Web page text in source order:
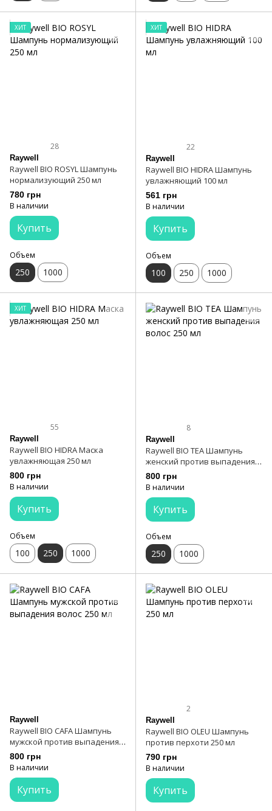
ХИТ
28
Raywell
Raywell BIO ROSYL Шампунь
нормализующий 250 мл
780 грн
В наличии
Купить
Объем
250 1000
ХИТ
22
Raywell
Raywell BIO HIDRA Шампунь
увлажняющий 100 мл
561 грн
В наличии
Купить
Объем
100 250 1000
ХИТ
55
Raywell
Raywell BIO HIDRA Маска
увлажняющая 250 мл
800 грн
В наличии
Купить
Объем
100 250 1000
8
Raywell
Raywell BIO TEA Шампунь
женский против выпадения
волос 250 мл
800 грн
В наличии
Купить
Объем
250 1000
Raywell
Raywell BIO CAFA Шампунь
мужской против выпадения
волос 250 мл
800 грн
В наличии
Купить
2
Raywell
Raywell BIO OLEU Шампунь
против перхоти 250 мл
790 грн
В наличии
Купить